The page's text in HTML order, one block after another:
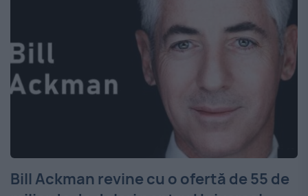
Bill Ackman revine cu o ofertă de 55 de